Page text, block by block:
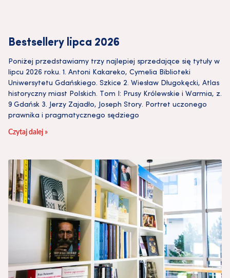
Bestsellery lipca 2026
Poniżej przedstawiamy trzy najlepiej sprzedające się tytuły w
lipcu 2026 roku. 1. Antoni Kakareko, Cymelia Biblioteki
Uniwersytetu Gdańskiego. Szkice 2. Wiesław Długokęcki, Atlas
historyczny miast Polskich. Tom I: Prusy Królewskie i Warmia, z.
9 Gdańsk 3. Jerzy Zajadło, Joseph Story. Portret uczonego
prawnika i pragmatycznego sędziego
Czytaj dalej »